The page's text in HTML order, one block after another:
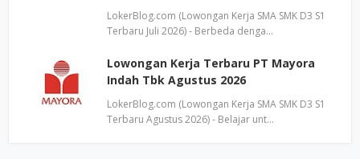
LokerBlog.com (Lowongan Kerja SMA SMK D3 S1
Terbaru Juli 2026) - Berbeda denga…
Lowongan Kerja Terbaru PT Mayora
Indah Tbk Agustus 2026
LokerBlog.com (Lowongan Kerja SMA SMK D3 S1
Terbaru Agustus 2026) - Belajar unt…